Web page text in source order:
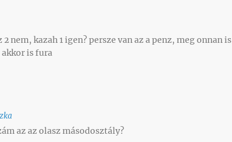
nem, kazah 1 igen? persze van az a penz, meg onnan is
is fura
az az olasz másodosztály?